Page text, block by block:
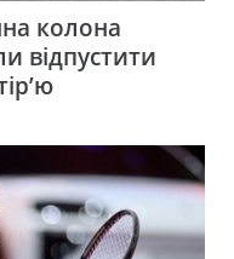
колона
відпустити